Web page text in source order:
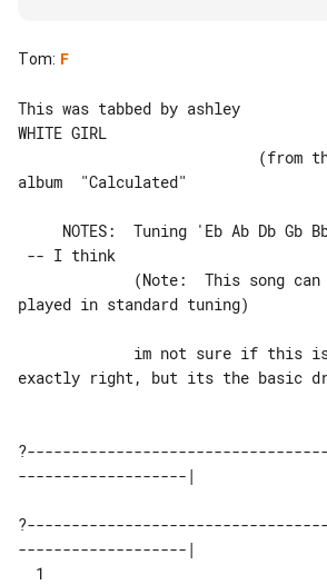
Tom: F
This was tabbed by ashley
WHITE GIRL
album  "Calculated"
played in standard tuning)
exactly right, but its the basic
-------------------|
-------------------|